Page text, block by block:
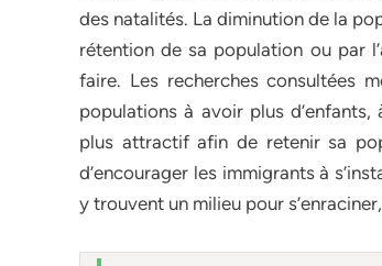
des natalités. La diminution de la
rétention de sa population ou par
faire. Les recherches consultées
populations à avoir plus
plus attractif afin de retenir sa
d’encourager les immigrants à
y trouvent un milieu pour